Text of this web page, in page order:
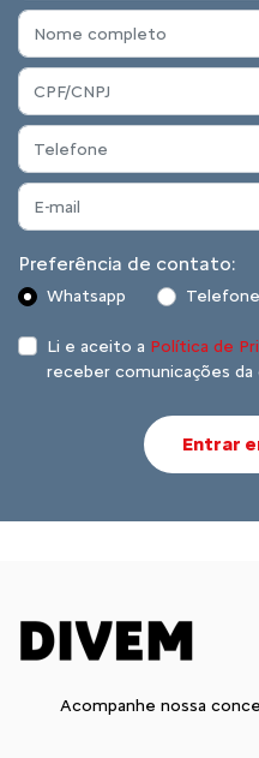
Preferência de contato:
Whatsapp Telefone
Li e aceito a Política de
receber comunicações da
Entrar
Acompanhe nossa